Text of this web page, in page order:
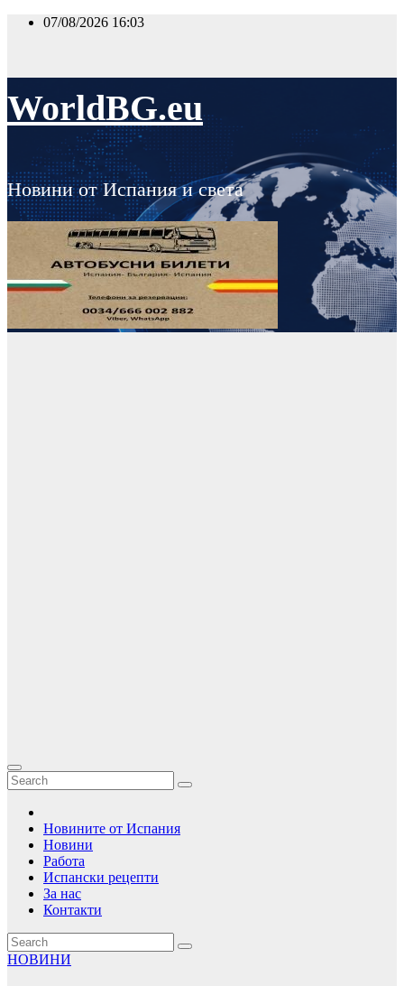
Skip
07/08/2026 16:03
WorldBG.eu
Новини от Испания и света
Новините от Испания
Новини
Работа
Испански рецепти
За нас
Контакти
НОВИНИ